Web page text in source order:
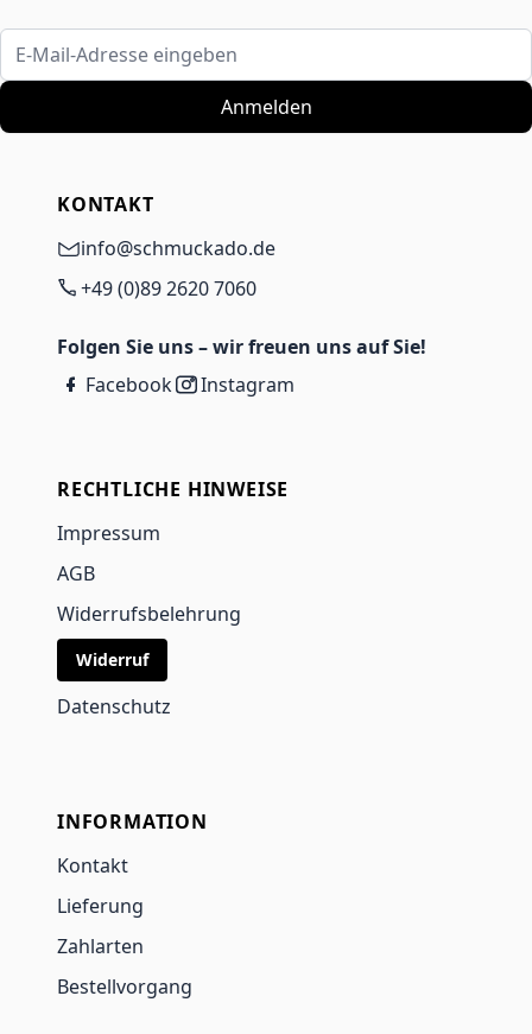
E-Mail-Adresse eingeben
Anmelden
KONTAKT
info@schmuckado.de
+49 (0)89 2620 7060
Folgen Sie uns – wir freuen uns auf Sie!
Facebook
Instagram
RECHTLICHE HINWEISE
Impressum
AGB
Widerrufsbelehrung
Widerruf
Datenschutz
INFORMATION
Kontakt
Lieferung
Zahlarten
Bestellvorgang